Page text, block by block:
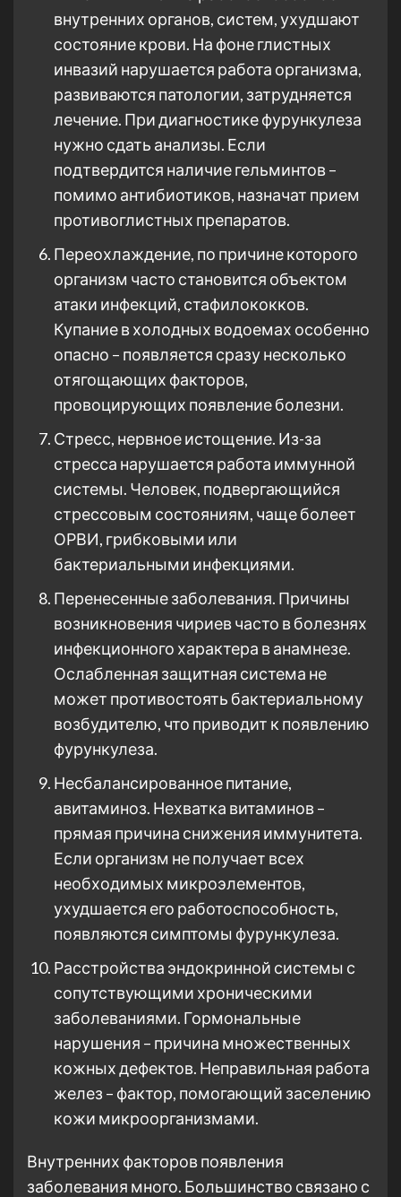
внутренних органов, систем, ухудшают
состояние крови. На фоне глистных
инвазий нарушается работа организма,
развиваются патологии, затрудняется
лечение. При диагностике фурункулеза
нужно сдать анализы. Если
подтвердится наличие гельминтов –
помимо антибиотиков, назначат прием
противоглистных препаратов.
Переохлаждение, по причине которого
организм часто становится объектом
атаки инфекций, стафилококков.
Купание в холодных водоемах особенно
опасно – появляется сразу несколько
отягощающих факторов,
провоцирующих появление болезни.
Стресс, нервное истощение. Из-за
стресса нарушается работа иммунной
системы. Человек, подвергающийся
стрессовым состояниям, чаще болеет
ОРВИ, грибковыми или
бактериальными инфекциями.
Перенесенные заболевания. Причины
возникновения чириев часто в болезнях
инфекционного характера в анамнезе.
Ослабленная защитная система не
может противостоять бактериальному
возбудителю, что приводит к появлению
фурункулеза.
Несбалансированное питание,
авитаминоз. Нехватка витаминов –
прямая причина снижения иммунитета.
Если организм не получает всех
необходимых микроэлементов,
ухудшается его работоспособность,
появляются симптомы фурункулеза.
Расстройства эндокринной системы с
сопутствующими хроническими
заболеваниями. Гормональные
нарушения – причина множественных
кожных дефектов. Неправильная работа
желез – фактор, помогающий заселению
кожи микроорганизмами.
Внутренних факторов появления
заболевания много. Большинство связано с